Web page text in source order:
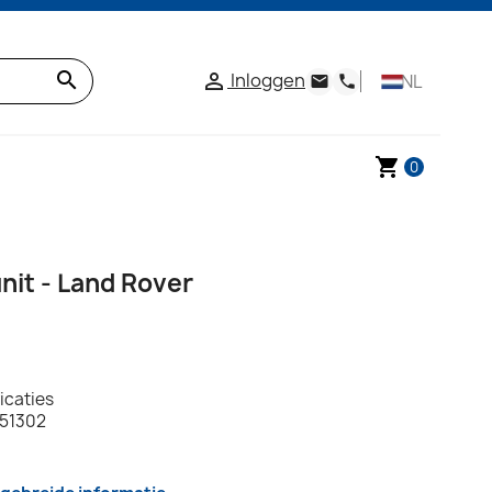
search  Inloggen email phone NL
shopping_cart 0
- Land Rover